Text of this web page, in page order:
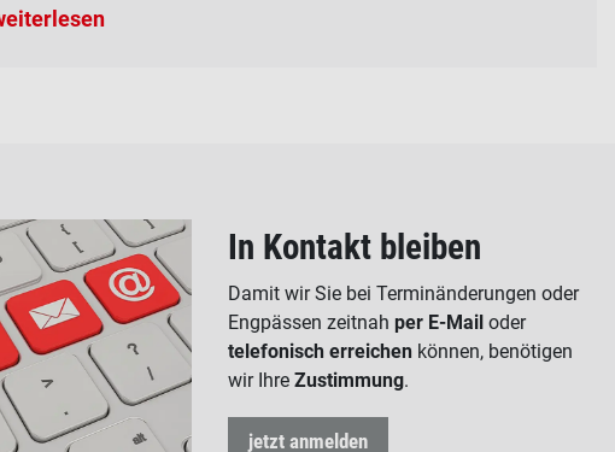
In Kontakt bleiben
Damit wir Sie bei Terminänderungen oder
Engpässen zeitnah per E-Mail oder
telefonisch erreichen können, benötigen
wir Ihre Zustimmung.
jetzt anmelden